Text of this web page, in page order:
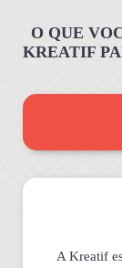
O QUE
KREATIF
A Kreatif